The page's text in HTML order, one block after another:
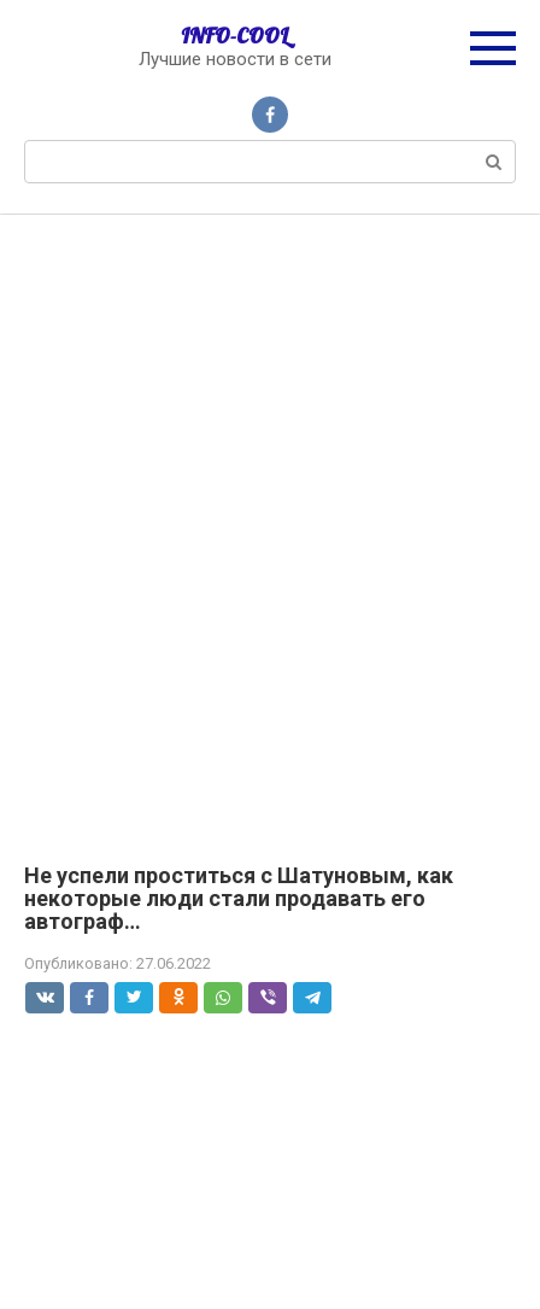
INFO-COOL
Лучшие новости в сети
Не успели проститься с Шатуновым, как
некоторые люди стали продавать его
автограф…
Опубликовано: 27.06.2022